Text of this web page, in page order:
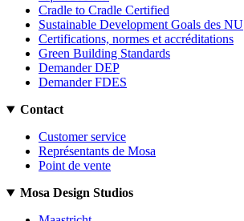
Cradle to Cradle Certified
Sustainable Development Goals des NU
Certifications, normes et accréditations
Green Building Standards
Demander DEP
Demander FDES
Contact
Customer service
Représentants de Mosa
Point de vente
Mosa Design Studios